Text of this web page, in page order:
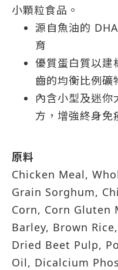
小顆粒食品。
源自魚油的
育
優質蛋白質以建
齒的均衡比例礦
內含小型及迷你
方，增強終身免
原料
Chicken Meal,
Grain Sorghum,
Corn, Corn Gluten
Barley, Brown
Dried Beet Pulp,
Oil, Dicalcium